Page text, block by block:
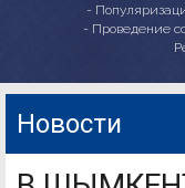
-
- Проведение
Новости